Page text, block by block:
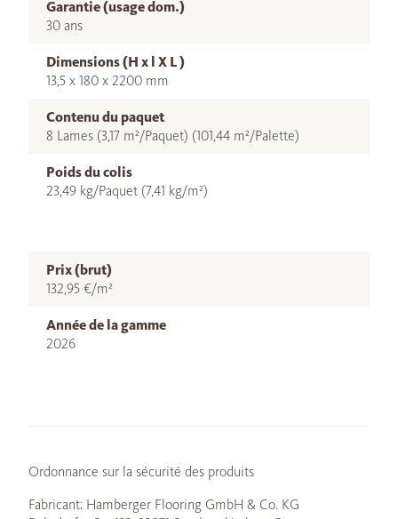
Garantie (usage dom.)
30 ans
Dimensions (H x l X L )
13,5 x 180 x 2200 mm
Contenu du paquet
8 Lames (3,17 m²/Paquet) (101,44 m²/Palette)
Poids du colis
23,49 kg/Paquet (7,41 kg/m²)
Prix (brut)
132,95 €/m²
Année de la gamme
2026
Ordonnance sur la sécurité des produits
Fabricant: Hamberger Flooring GmbH & Co. KG